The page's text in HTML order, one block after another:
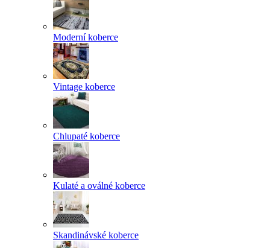
Moderní koberce
Vintage koberce
Chlupaté koberce
Kulaté a oválné koberce
Skandinávské koberce